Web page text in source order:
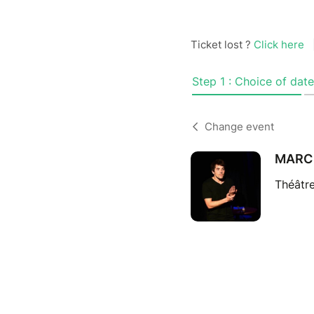
Ticket lost ? Click here
Step 1 : Choice of date
Change event